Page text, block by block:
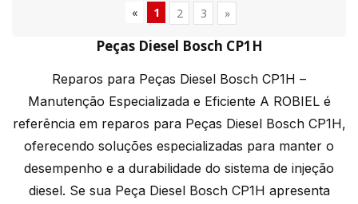
« 1 2 3 »
Peças Diesel Bosch CP1H
Reparos para Peças Diesel Bosch CP1H –
Manutenção Especializada e Eficiente A ROBIEL é
referência em reparos para Peças Diesel Bosch CP1H,
oferecendo soluções especializadas para manter o
desempenho e a durabilidade do sistema de injeção
diesel. Se sua Peça Diesel Bosch CP1H apresenta